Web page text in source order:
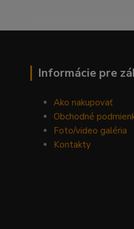
Informácie pre
Ako nakupovať
Obchodné
Foto/video galéria
Kontakty